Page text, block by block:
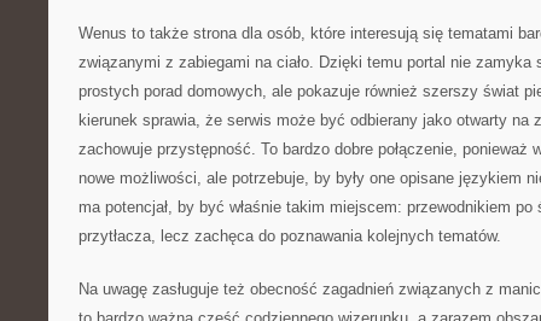
Wenus to także strona dla osób, które interesują się tematami
związanymi z zabiegami na ciało. Dzięki temu portal nie zamyka
prostych porad domowych, ale pokazuje również szerszy świat
kierunek sprawia, że serwis może być odbierany jako otwarty na
zachowuje przystępność. To bardzo dobre połączenie, ponieważ
nowe możliwości, ale potrzebuje, by były one opisane językiem
ma potencjał, by być właśnie takim miejscem: przewodnikiem
przytłacza, lecz zachęca do poznawania kolejnych tematów.
Na uwagę zasługuje też obecność zagadnień związanych z